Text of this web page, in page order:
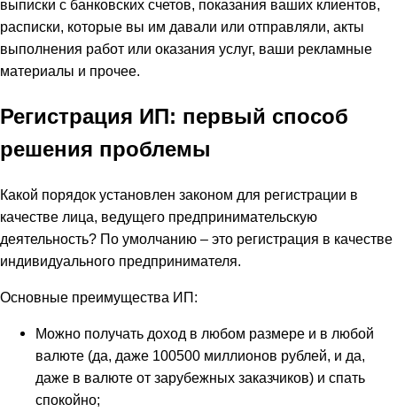
выписки с банковских счетов, показания ваших клиентов,
расписки, которые вы им давали или отправляли, акты
выполнения работ или оказания услуг, ваши рекламные
материалы и прочее.
Регистрация ИП: первый способ
решения проблемы
Какой порядок установлен законом для регистрации в
качестве лица, ведущего предпринимательскую
деятельность? По умолчанию – это регистрация в качестве
индивидуального предпринимателя.
Основные преимущества ИП:
Можно получать доход в любом размере и в любой
валюте (да, даже 100500 миллионов рублей, и да,
даже в валюте от зарубежных заказчиков) и спать
спокойно;